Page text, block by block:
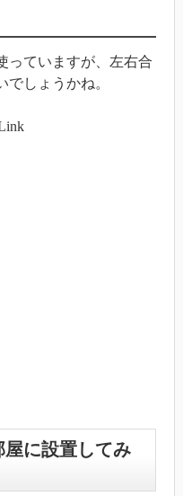
っていますが、左右合
しょうかね。
に設置してみ